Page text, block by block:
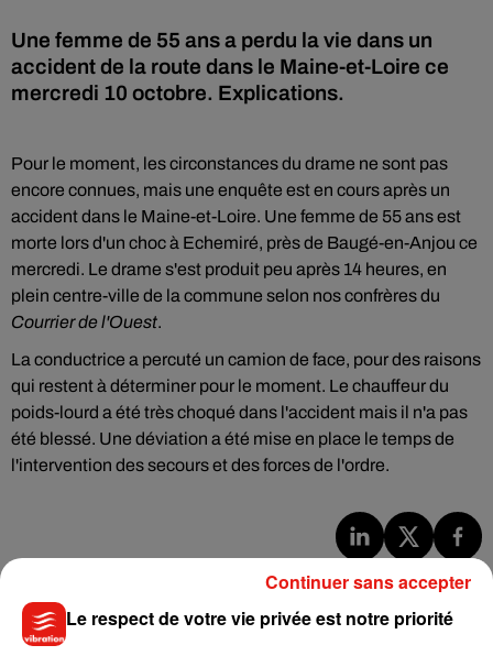
Une femme de 55 ans a perdu la vie dans un
accident de la route dans le Maine-et-Loire ce
mercredi 10 octobre. Explications.
Pour le moment, les circonstances du drame ne sont pas
encore connues, mais une enquête est en cours après un
accident dans le Maine-et-Loire. Une femme de 55 ans est
morte lors d'un choc à Echemiré, près de Baugé-en-Anjou ce
mercredi. Le drame s'est produit peu après 14 heures, en
plein centre-ville de la commune selon nos confrères du
Courrier de l'Ouest.
La conductrice a percuté un camion de face, pour des raisons
qui restent à déterminer pour le moment. Le chauffeur du
poids-lourd a été très choqué dans l'accident mais il n'a pas
été blessé. Une déviation a été mise en place le temps de
l'intervention des secours et des forces de l'ordre.
Le respect de votre vie privée est notre priorité
Continuer sans accepter